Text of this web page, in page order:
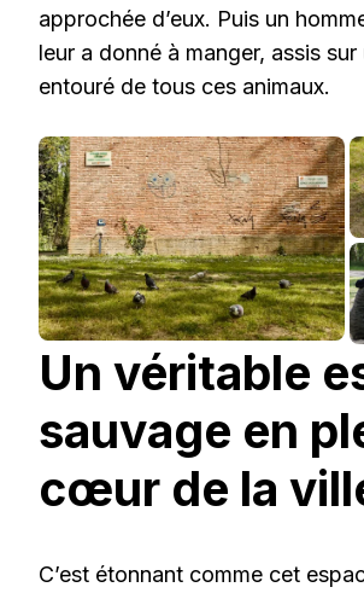
approchée d’eux. Puis un
leur a donné à manger, assis sur
entouré de tous ces animaux.
Un véritable
sauvage en
cœur de la
C’est étonnant comme cet